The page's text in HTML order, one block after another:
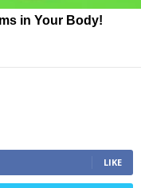
in Your Body!
LIKE